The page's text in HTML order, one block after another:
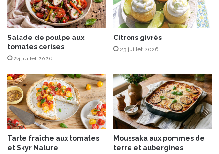
e
s
d
e
p
i
t
a
d
e
g
r
l
Salade de poulpe aux
tomates cerises
24 juillet 2026
Citrons givrés
23 juillet 2026
Tarte fraîche aux tomates
et Skyr Nature
Moussaka aux pommes de
terre et aubergines